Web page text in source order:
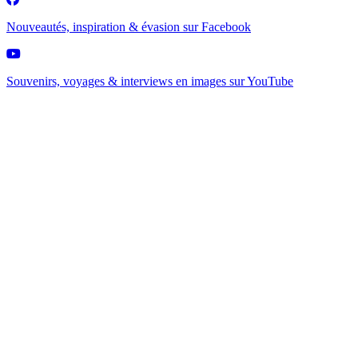
Nouveautés, inspiration & évasion surFacebook
Souvenirs, voyages & interviews en images surYouTube